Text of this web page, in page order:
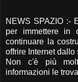
NEWS SPAZIO :-
per immettere in
continuare la
offrire Internet dallo
Non c'è più
informazioni le